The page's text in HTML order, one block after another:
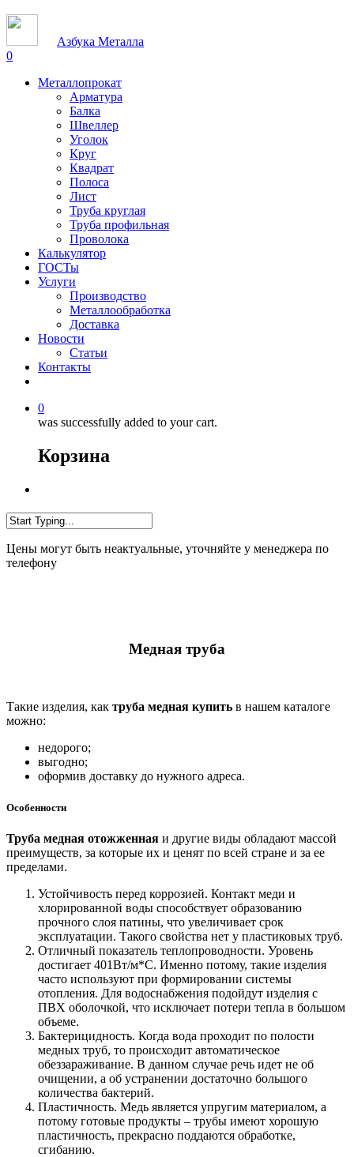
Азбука Металла
0
Металлопрокат
Арматура
Балка
Швеллер
Уголок
Круг
Квадрат
Полоса
Лист
Труба круглая
Труба профильная
Проволока
Калькулятор
ГОСТы
Услуги
Производство
Металлообработка
Доставка
Новости
Статьи
Контакты
0
was successfully added to your cart.
Корзина
Цены могут быть неактуальные, уточняйте у менеджера по
телефону
Медная труба
Такие изделия, как труба медная купить в нашем каталоге
можно:
недорого;
выгодно;
оформив доставку до нужного адреса.
Особенности
Труба медная отожженная и другие виды обладают массой
преимуществ, за которые их и ценят по всей стране и за ее
пределами.
Устойчивость перед коррозией. Контакт меди и
хлорированной воды способствует образованию
прочного слоя патины, что увеличивает срок
эксплуатации. Такого свойства нет у пластиковых труб.
Отличный показатель теплопроводности. Уровень
достигает 401Вт/м*С. Именно потому, такие изделия
часто используют при формировании системы
отопления. Для водоснабжения подойдут изделия с
ПВХ оболочкой, что исключает потери тепла в большом
объеме.
Бактерицидность. Когда вода проходит по полости
медных труб, то происходит автоматическое
обеззараживание. В данном случае речь идет не об
очищении, а об устранении достаточно большого
количества бактерий.
Пластичность. Медь является упругим материалом, а
потому готовые продукты – трубы имеют хорошую
пластичность, прекрасно поддаются обработке,
сгибанию.